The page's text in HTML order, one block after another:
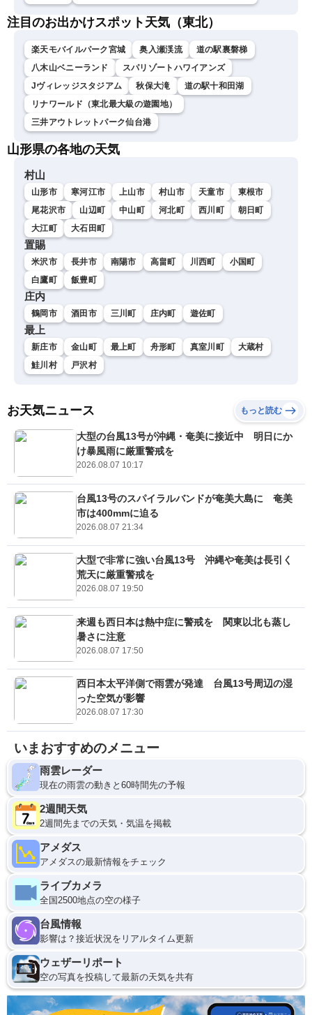
注目のお出かけスポット天気（東北）
楽天モバイルパーク宮城 奥入瀬渓流
道の駅裏磐梯
八木山ベニーランド
スパリゾートハワイアンズ
Jヴィレッジスタジアム
秋保大滝
道の駅十和田湖
リナワールド（東北最大級の遊園地）
三井アウトレットパーク仙台港
山形県の各地の天気
村山
山形市 寒河江市 上山市 村山市 天童市
東根市
尾花沢市
山辺町 中山町 河北町 西川町
朝日町
大江町
大石田町
置賜
米沢市 長井市 南陽市 高畠町 川西町
小国町
白鷹町
飯豊町
庄内
鶴岡市 酒田市 三川町 庄内町 遊佐町
最上
新庄市 金山町 最上町 舟形町 真室川町
大蔵村
鮭川村
戸沢村
お天気ニュース もっと読む
大型の台風13号が沖縄・奄美に接近中 明日にか
け暴風雨に厳重警戒を
2026.08.07 10:17
台風13号のスパイラルバンドが奄美大島に 奄美
市は400mmに迫る
2026.08.07 21:34
大型で非常に強い台風13号 沖縄や奄美は長引く
荒天に厳重警戒を
2026.08.07 19:50
来週も西日本は熱中症に警戒を 関東以北も蒸し
暑さに注意
2026.08.07 17:50
西日本太平洋側で雨雲が発達 台風13号周辺の湿
った空気が影響
2026.08.07 17:30
いまおすすめのメニュー
雨雲レーダー
現在の雨雲の動きと60時間先の予報
2週間天気
2週間先までの天気・気温を掲載
アメダス
アメダスの最新情報をチェック
ライブカメラ
全国2500地点の空の様子
台風情報
影響は？接近状況をリアルタイム更新
ウェザーリポート
空の写真を投稿して最新の天気を共有